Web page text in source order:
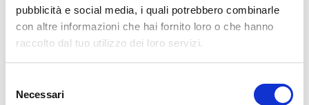
pubblicità e social media, i quali potrebbero combinarle
con altre informazioni che hai fornito loro o che hanno
raccolto dal tuo utilizzo dei loro servizi.
delNecessari
Marzo 2025
Febbraio 2025